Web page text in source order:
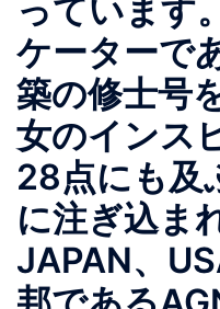
っています
ケーターで
築の修士号
女のインス
28点にも及
に注ぎ込ま
JAPAN、